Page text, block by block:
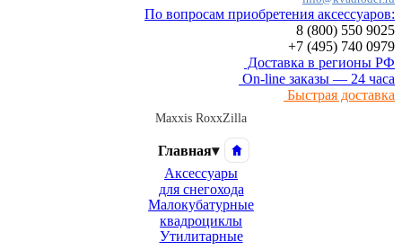
По вопросам приобретения аксессуаров:
8 (800) 550 9025
+7 (495) 740 0979
Доставка в регионы РФ
On-line заказы — 24 часа
Быстрая доставка
Maxxis RoxxZilla
Главная▾
Аксессуары
для снегохода
Малокубатурные
квадроциклы
Утилитарные